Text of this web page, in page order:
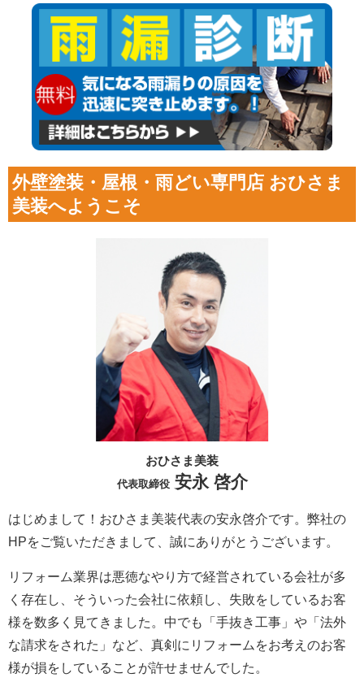
外壁塗装・屋根・雨どい専門店 おひさま
美装へようこそ
おひさま美装
代表取締役安永 啓介
はじめまして！おひさま美装代表の安永啓介です。弊社の
HPをご覧いただきまして、誠にありがとうございます。
リフォーム業界は悪徳なやり方で経営されている会社が多
く存在し、そういった会社に依頼し、失敗をしているお客
様を数多く見てきました。中でも「手抜き工事」や「法外
な請求をされた」など、真剣にリフォームをお考えのお客
様が損をしていることが許せませんでした。